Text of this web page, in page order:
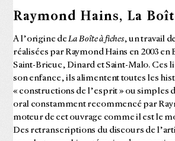
Raymond Hains, La
A l’origine deLa Boîte à fiches, un travail
réalisées par Raymond Hains en 2003
Saint-Brieuc, Dinard et Saint-Malo. Ces
son enfance, ils alimentent toutes les
« constructions de l’esprit » ou simples
oral constamment recommencé par
moteur de cet ouvrage comme il est le
Des retranscriptions du discours de